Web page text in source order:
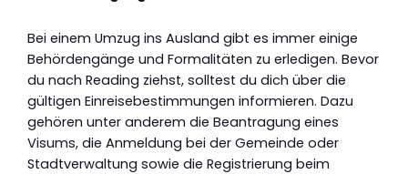
Bei einem Umzug ins Ausland gibt es immer einige
Behördengänge und Formalitäten zu erledigen. Bevor
du nach Reading ziehst, solltest du dich über die
gültigen Einreisebestimmungen informieren. Dazu
gehören unter anderem die Beantragung eines
Visums, die Anmeldung bei der Gemeinde oder
Stadtverwaltung sowie die Registrierung beim